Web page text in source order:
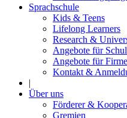
Sprachschule
Kids & Teens
Lifelong Learners
Research &
Angebote für
Angebote für
Kontakt &
|
Über uns
Förderer &
Gremien